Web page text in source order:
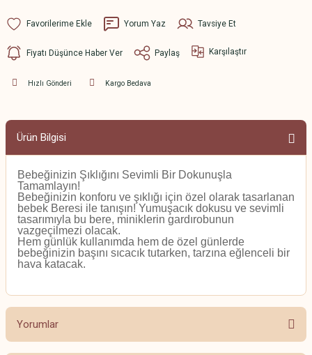
Yorum Yaz Tavsiye Et
Fiyatı Düşünce Haber Ver Paylaş Karşılaştır
Hızlı Gönderi Kargo Bedava
Ürün Bilgisi
Bebeğinizin Şıklığını Sevimli Bir Dokunuşla
Tamamlayın!
Bebeğinizin konforu ve şıklığı için özel olarak tasarlanan
bebek Beresi ile tanışın! Yumuşacık dokusu ve sevimli
tasarımıyla bu bere, miniklerin gardırobunun
vazgeçilmezi olacak.
Hem günlük kullanımda hem de özel günlerde
bebeğinizin başını sıcacık tutarken, tarzına eğlenceli bir
hava katacak.
Yorumlar